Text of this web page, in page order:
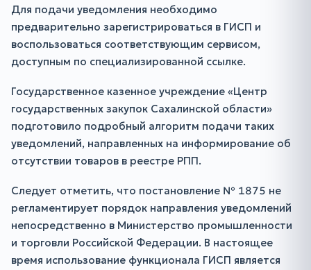
Для подачи уведомления необходимо
предварительно зарегистрироваться в ГИСП и
воспользоваться соответствующим сервисом,
доступным по специализированной ссылке.
Государственное казенное учреждение «Центр
государственных закупок Сахалинской области»
подготовило подробный алгоритм подачи таких
уведомлений, направленных на информирование об
отсутствии товаров в реестре РПП.
Следует отметить, что постановление № 1875 не
регламентирует порядок направления уведомлений
непосредственно в Министерство промышленности
и торговли Российской Федерации. В настоящее
время использование функционала ГИСП является